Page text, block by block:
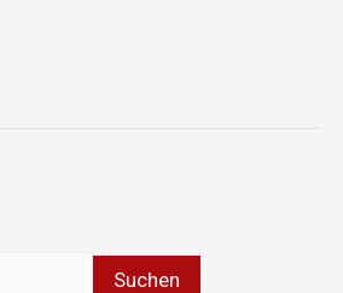
Suchen